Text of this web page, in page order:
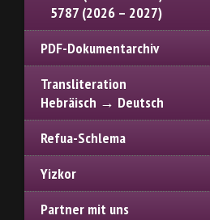
5787 (2026 – 2027)
PDF-Dokumentarchiv
Transliteration
Hebräisch → Deutsch
Refua-Schlema
Yizkor
Partner mit uns